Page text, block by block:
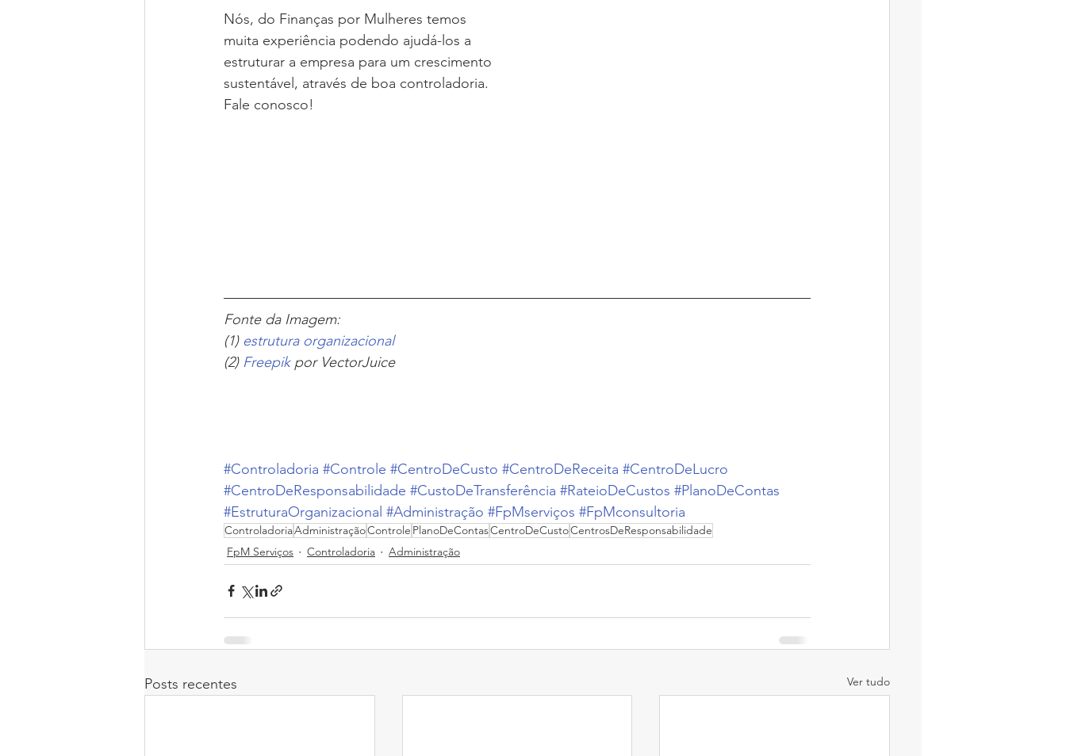
Nós, do Finanças por Mulheres temos
muita experiência podendo ajudá-los a
estruturar a empresa para um crescimento
sustentável, através de boa controladoria.
Fale conosco!
Fonte da Imagem:
(1) estrutura organizacional
(2) Freepik por VectorJuice
#Controladoria #Controle #CentroDeCusto #CentroDeReceita #CentroDeLucro
#CentroDeResponsabilidade #CustoDeTransferência #RateioDeCustos #PlanoDeContas
#EstruturaOrganizacional #Administração #FpMserviços #FpMconsultoria
ControladoriaAdministraçãoControle PlanoDeContasCentroDeCustoCentrosDeResponsabilidade
FpM Serviços
Controladoria Administração
Posts recentes Ver tudo